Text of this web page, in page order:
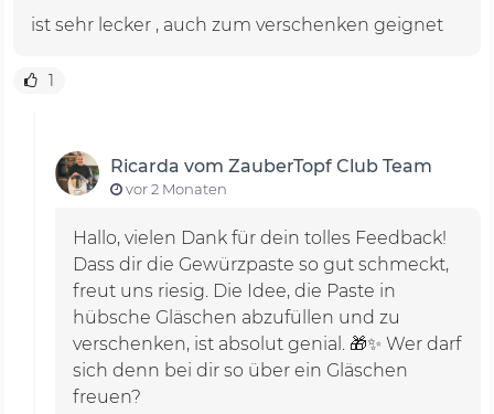
ist sehr lecker , auch zum verschenken geignet
1
Ricarda vom ZauberTopf Club Team
vor 2 Monaten
Hallo, vielen Dank für dein tolles Feedback!
Dass dir die Gewürzpaste so gut schmeckt,
freut uns riesig. Die Idee, die Paste in
hübsche Gläschen abzufüllen und zu
verschenken, ist absolut genial. 🎁✨ Wer darf
sich denn bei dir so über ein Gläschen
freuen?